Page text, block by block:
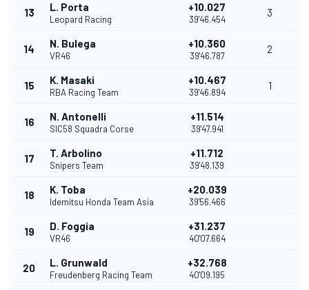
13 L. Porta
Leopard Racing
+10.027
39'46.454
3
14 N. Bulega
VR46
+10.360
39'46.787
2
15 K. Masaki
RBA Racing Team
+10.467
39'46.894
1
16 N. Antonelli
SIC58 Squadra Corse
+11.514
39'47.941
17 T. Arbolino
Snipers Team
+11.712
39'48.139
18 K. Toba
Idemitsu Honda Team Asia
+20.039
39'56.466
19 D. Foggia
VR46
+31.237
40'07.664
20 L. Grunwald
Freudenberg Racing Team
+32.768
40'09.195